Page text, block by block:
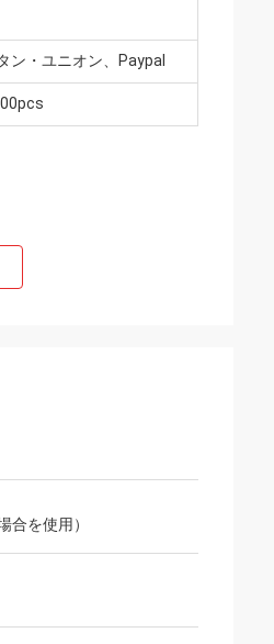
ン・ユニオン、Paypal
合を使用）